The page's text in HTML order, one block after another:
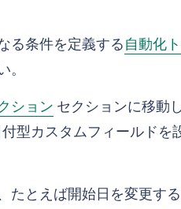
る条件を定義する自動化
ション セクションに移動
型カスタムフィールドを
たとえば開始日を変更す